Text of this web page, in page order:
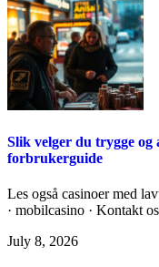
Slik velger du trygge og
forbrukerguide
Les også casinoer med
· mobilcasino · Kontakt
July 8, 2026